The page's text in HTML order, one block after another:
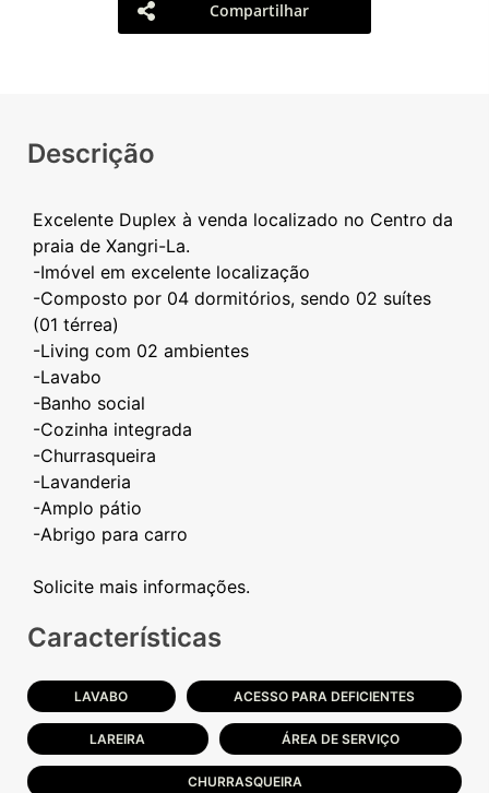
Compartilhar
Descrição
Excelente Duplex à venda localizado no Centro da
praia de Xangri-La.
-Imóvel em excelente localização
-Composto por 04 dormitórios, sendo 02 suítes
(01 térrea)
-Living com 02 ambientes
-Lavabo
-Banho social
-Cozinha integrada
-Churrasqueira
-Lavanderia
-Amplo pátio
-Abrigo para carro
Características
LAVABO ACESSO PARA DEFICIENTES
LAREIRA ÁREA DE SERVIÇO
CHURRASQUEIRA